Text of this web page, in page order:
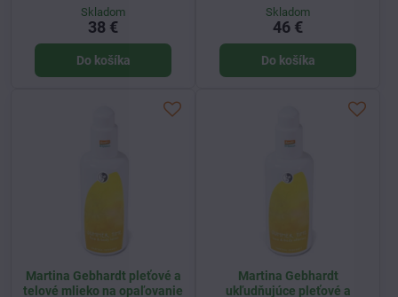
Skladom
38 €
Do košíka
Skladom
46 €
Do košíka
Martina Gebhardt pleťové a
telové mlieko na opaľovanie
Martina Gebhardt
ukľudňujúce pleťové a